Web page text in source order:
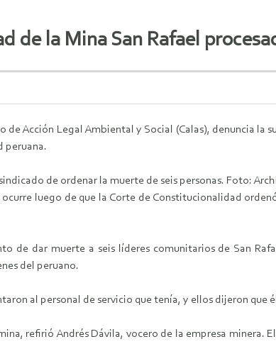
de la Mina San Rafael
de Acción Legal Ambiental y Social (Calas), denuncia la
peruana.
de ordenar la muerte de seis personas. Foto:
luego de que la Corte de Constitucionalidad
de dar muerte a seis líderes comunitarios de San
del peruano.
al personal de servicio que tenía, y ellos dijeron
refirió Andrés Dávila, vocero de la empresa minera.